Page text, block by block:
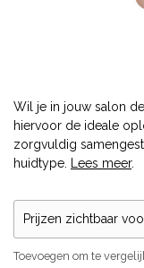
Wil je in jouw salon
hiervoor de ideale
zorgvuldig
huidtype.
Lees meer.
Prijzen zichtbaar
Toevoegen om te